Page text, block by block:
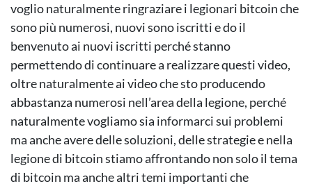
voglio naturalmente ringraziare i legionari bitcoin che
sono più numerosi, nuovi sono iscritti e do il
benvenuto ai nuovi iscritti perché stanno
permettendo di continuare a realizzare questi video,
oltre naturalmente ai video che sto producendo
abbastanza numerosi nell’area della legione, perché
naturalmente vogliamo sia informarci sui problemi
ma anche avere delle soluzioni, delle strategie e nella
legione di bitcoin stiamo affrontando non solo il tema
di bitcoin ma anche altri temi importanti che